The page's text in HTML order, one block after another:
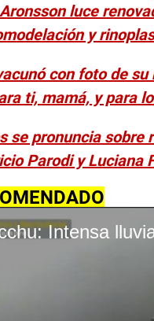
luce
y
con foto de
ti, mamá, y para
se pronuncia sobre
Parodi y Luciana